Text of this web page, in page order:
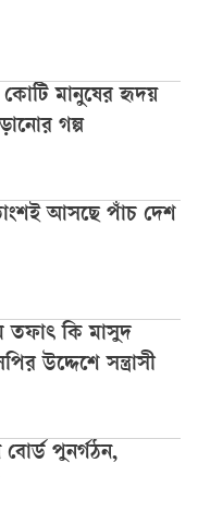
মানুষের হৃদয়
গল্প
আসছে পাঁচ দেশ
তফাৎ কি মাসুদ
উদ্দেশে সন্ত্রাসী
বোর্ড পুনর্গঠন,